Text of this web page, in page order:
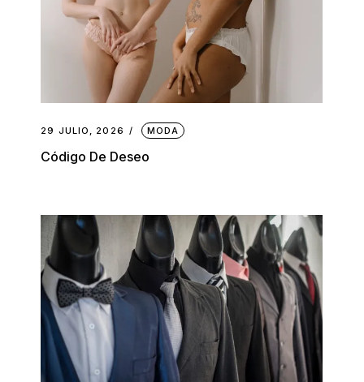
29 JULIO, 2026 MODA
Código De Deseo